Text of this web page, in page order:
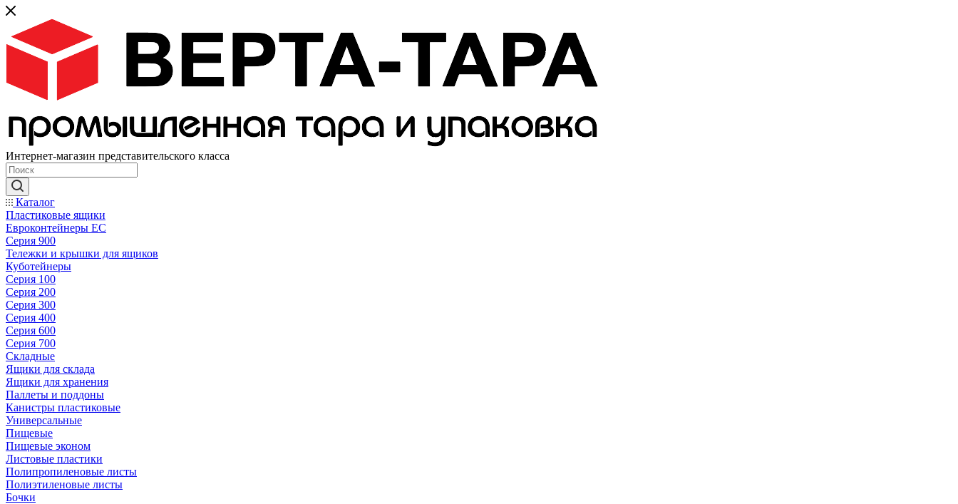
Интернет-магазин представительского класса
Каталог
Пластиковые ящики
Евроконтейнеры ЕС
Серия 900
Тележки и крышки для ящиков
Куботейнеры
Серия 100
Серия 200
Серия 300
Серия 400
Серия 600
Серия 700
Складные
Ящики для склада
Ящики для хранения
Паллеты и поддоны
Канистры пластиковые
Универсальные
Пищевые
Пищевые эконом
Листовые пластики
Полипропиленовые листы
Полиэтиленовые листы
Бочки